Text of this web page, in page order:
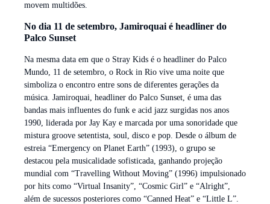
movem multidões.
No dia 11 de setembro, Jamiroquai é headliner do
Palco Sunset
Na mesma data em que o Stray Kids é o headliner do Palco
Mundo, 11 de setembro, o Rock in Rio vive uma noite que
simboliza o encontro entre sons de diferentes gerações da
música. Jamiroquai, headliner do Palco Sunset, é uma das
bandas mais influentes do funk e acid jazz surgidas nos anos
1990, liderada por Jay Kay e marcada por uma sonoridade que
mistura groove setentista, soul, disco e pop. Desde o álbum de
estreia “Emergency on Planet Earth” (1993), o grupo se
destacou pela musicalidade sofisticada, ganhando projeção
mundial com “Travelling Without Moving” (1996) impulsionado
por hits como “Virtual Insanity”, “Cosmic Girl” e “Alright”,
além de sucessos posteriores como “Canned Heat” e “Little L”.